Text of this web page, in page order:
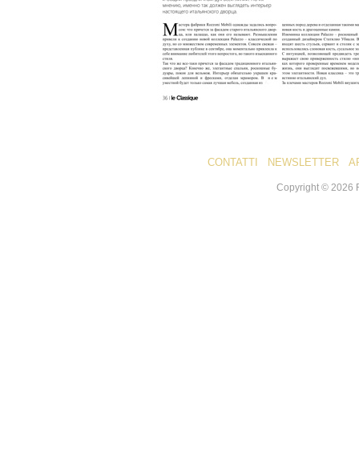
CONTATTI NEWSLETTER
Copyright © 2026